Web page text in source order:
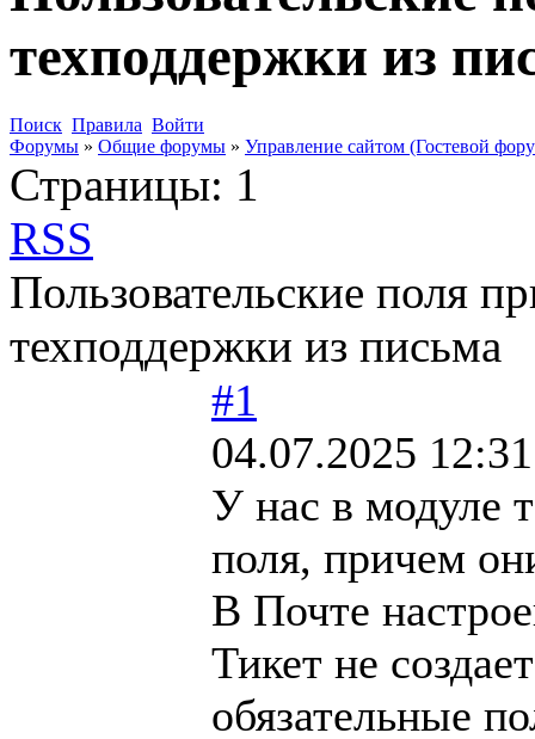
техподдержки из
Поиск Правила Войти
Форумы » Общие форумы » Управление сайтом (Гостевой
Страницы: 1
RSS
Пользовательские поля
техподдержки из письма
#1
04.07.2025
У нас в модуле
поля, причем
В Почте
Тикет не
обязательные